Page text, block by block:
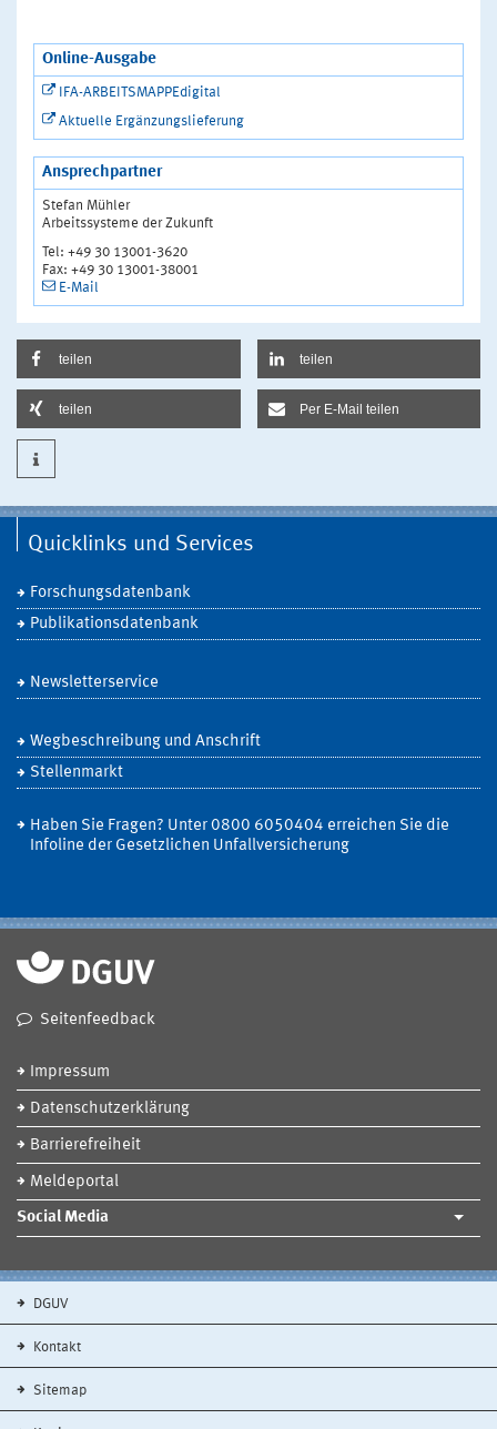
Online-Ausgabe
IFA-ARBEITSMAPPEdigital
Aktuelle Ergänzungslieferung
Ansprechpartner
Stefan Mühler
Arbeitssysteme der Zukunft
Tel: +49 30 13001-3620
Fax: +49 30 13001-38001
E-Mail
teilen teilen
teilen Per E-Mail teilen
Quicklinks und Services
Forschungsdatenbank
Publikationsdatenbank
Newsletterservice
Wegbeschreibung und Anschrift
Stellenmarkt
Haben Sie Fragen? Unter 0800 6050404 erreichen Sie die
Infoline der Gesetzlichen Unfallversicherung
Seitenfeedback
Impressum
Datenschutzerklärung
Barrierefreiheit
Meldeportal
Social Media
DGUV
Kontakt
Sitemap